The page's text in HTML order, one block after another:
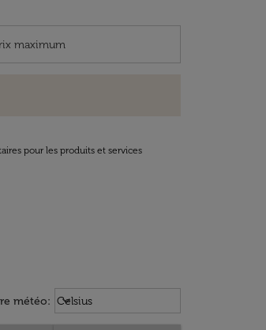
pour les produits et services
météo: Weather unit option Celsius
Celsius
keyboard_arrow_down